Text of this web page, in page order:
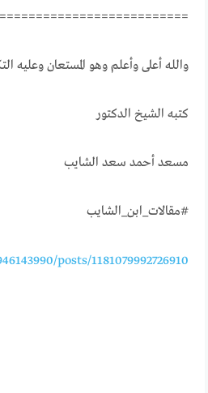
والله أعلى وأعلم وهو المستعان وعليه
كتبه الشيخ الدكتور
مسعد أحمد سعد الشايب
#مقالات_ابن_الشايب
posts/1181079992726910/